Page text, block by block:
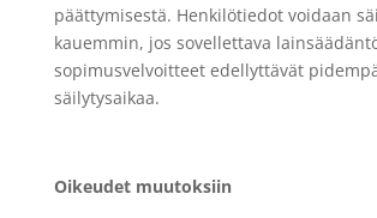
päättymisestä. Henkilötiedot voidaan
kauemmin, jos sovellettava
sopimusvelvoitteet edellyttävät
säilytysaikaa.
Oikeudet muutoksiin